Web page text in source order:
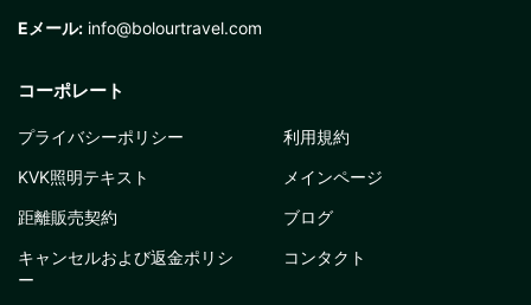
Eメール: info@bolourtravel.com
コーポレート
プライバシーポリシー
KVK照明テキスト
距離販売契約
キャンセルおよび返金ポリシ
ー
利用規約
メインページ
ブログ
コンタクト